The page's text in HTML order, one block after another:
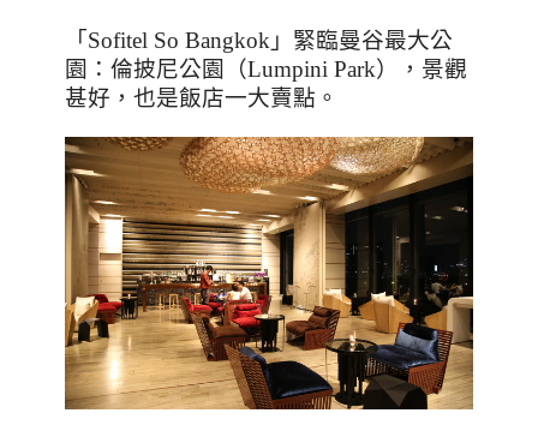
「 Sofitel So Bangkok 」緊臨曼谷最大公
園：倫披尼公園（Lumpini Park），景觀
甚好，也是飯店一大賣點。